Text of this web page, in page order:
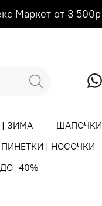
Маркет от 3 500р
| ЗИМА ШАПОЧКИ
ПИНЕТКИ | НОСОЧКИ
-40%